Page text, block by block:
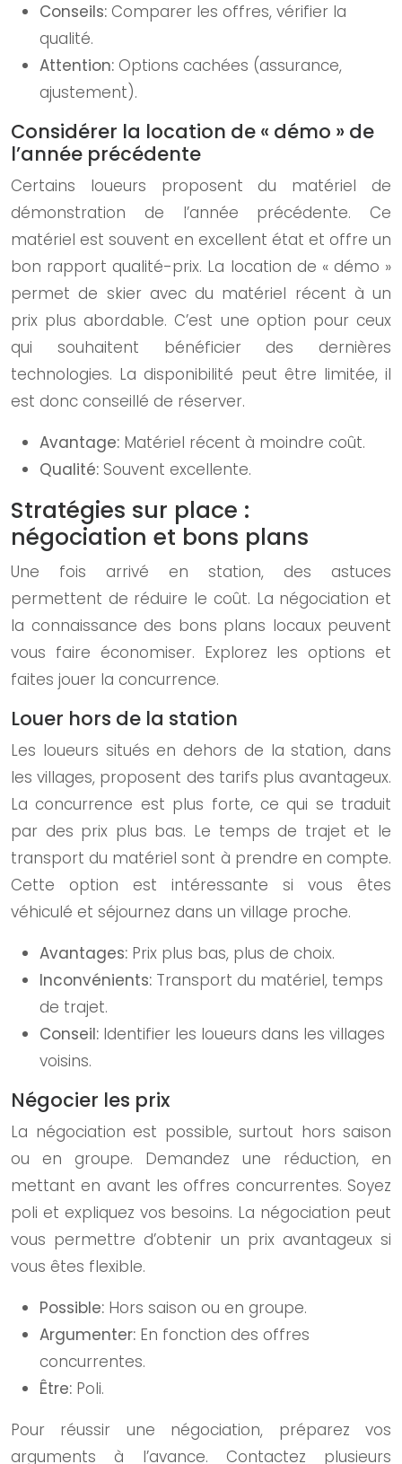
Conseils: Comparer les offres, vérifier la
qualité.
Attention: Options cachées (assurance,
ajustement).
Considérer la location de « démo » de
l’année précédente
Certains loueurs proposent du matériel de
démonstration de l’année précédente. Ce
matériel est souvent en excellent état et offre un
bon rapport qualité-prix. La location de « démo »
permet de skier avec du matériel récent à un
prix plus abordable. C’est une option pour ceux
qui souhaitent bénéficier des dernières
technologies. La disponibilité peut être limitée, il
est donc conseillé de réserver.
Avantage: Matériel récent à moindre coût.
Qualité: Souvent excellente.
Stratégies sur place :
négociation et bons plans
Une fois arrivé en station, des astuces
permettent de réduire le coût. La négociation et
la connaissance des bons plans locaux peuvent
vous faire économiser. Explorez les options et
faites jouer la concurrence.
Louer hors de la station
Les loueurs situés en dehors de la station, dans
les villages, proposent des tarifs plus avantageux.
La concurrence est plus forte, ce qui se traduit
par des prix plus bas. Le temps de trajet et le
transport du matériel sont à prendre en compte.
Cette option est intéressante si vous êtes
véhiculé et séjournez dans un village proche.
Avantages: Prix plus bas, plus de choix.
Inconvénients: Transport du matériel, temps
de trajet.
Conseil: Identifier les loueurs dans les villages
voisins.
Négocier les prix
La négociation est possible, surtout hors saison
ou en groupe. Demandez une réduction, en
mettant en avant les offres concurrentes. Soyez
poli et expliquez vos besoins. La négociation peut
vous permettre d’obtenir un prix avantageux si
vous êtes flexible.
Possible: Hors saison ou en groupe.
Argumenter: En fonction des offres
concurrentes.
Être: Poli.
Pour réussir une négociation, préparez vos
arguments à l’avance. Contactez plusieurs